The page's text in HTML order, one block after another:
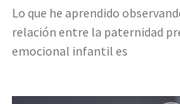
Lo que he aprendido
relación entre la paternidad
emocional infantil es